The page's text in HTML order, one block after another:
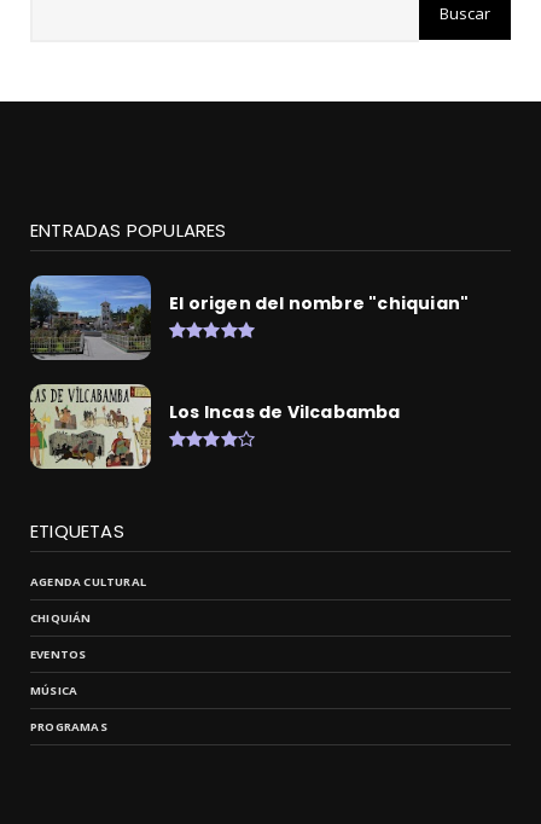
ENTRADAS POPULARES
El origen del nombre "chiquian"
Los Incas de Vilcabamba
ETIQUETAS
AGENDA CULTURAL
CHIQUIÁN
EVENTOS
MÚSICA
PROGRAMAS